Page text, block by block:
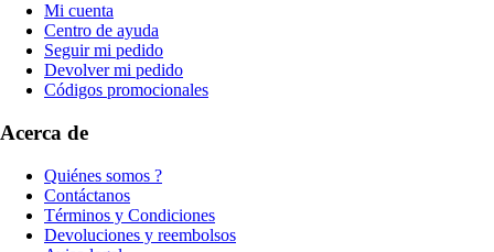
Mi cuenta
Centro de ayuda
Seguir mi pedido
Devolver mi pedido
Códigos promocionales
Acerca de
Quiénes somos ?
Contáctanos
Términos y Condiciones
Devoluciones y reembolsos